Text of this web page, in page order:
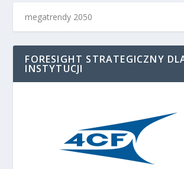
FORESIGHT STRATEGICZNY
INSTYTUCJI